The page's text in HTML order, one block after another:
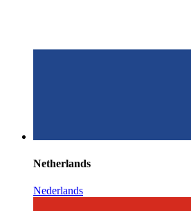
Netherlands
Nederlands